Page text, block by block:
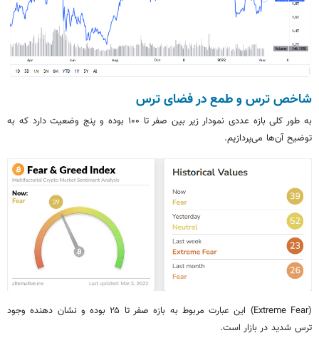
شاخص ترس و طمع در فضای ترس
به طور کلی بازه عددی نمودار زیر بین صفر تا ۱۰۰ بوده و پنج وضعیت دارد که به
توضیح آن‌ها می‌پردازیم.
(Extreme Fear) این عبارت مربوط به بازه صفر تا ۲۵ بوده و نشان دهنده وجود
ترس شدید در بازار است.